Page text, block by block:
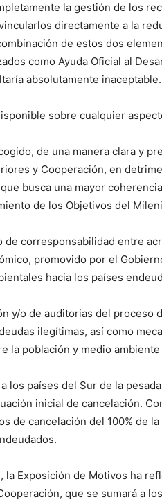
la gestión de los
directamente a la
de estos dos
como Ayuda Oficial al
absolutamente inaceptable.
sobre cualquier
de una manera clara y
y Cooperación, en
busca una mayor
de los Objetivos del
corresponsabilidad entre
promovido por el
hacia los países
y/o de auditorias del proceso
ilegítimas, así como
la población y medio
los países del Sur de la
inicial de cancelación.
de cancelación del 100% de
Exposición de Motivos ha
que se sumará a